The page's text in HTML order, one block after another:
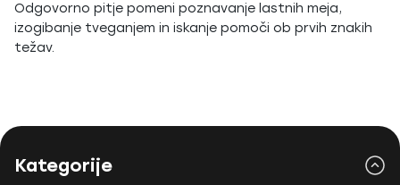
Odgovorno pitje pomeni poznavanje lastnih meja,
izogibanje tveganjem in iskanje pomoči ob prvih znakih
težav.
Kategorije